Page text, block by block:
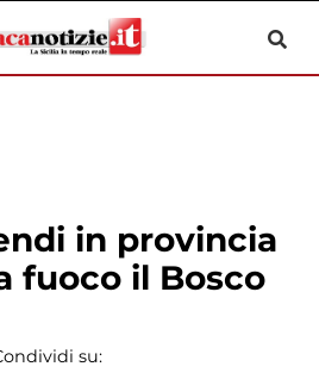
in provincia
fuoco il Bosco
su: